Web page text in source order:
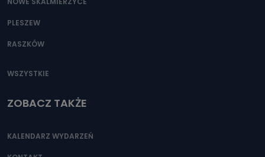
PLESZEW
RASZKÓW
WSZYSTKIE
ZOBACZ TAKŻE
KALENDARZ WYDARZEŃ